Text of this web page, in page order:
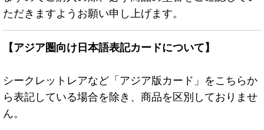
ただきますようお願い申し上げます。
【アジア圏向け日本語表記カードについて】
シークレットレアなど「アジア版カード」をこちらか
ら表記している場合を除き、商品を区別しておりませ
ん。